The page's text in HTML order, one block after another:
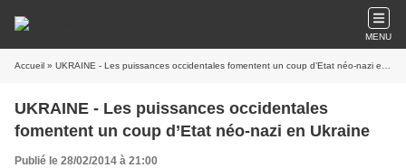
MENU
Accueil » UKRAINE - Les puissances occidentales fomentent un coup d’Etat néo-nazi en Ukraine
UKRAINE - Les puissances occidentales
fomentent un coup d’Etat néo-nazi en Ukraine
Publié le 28/02/2014 à 21:00